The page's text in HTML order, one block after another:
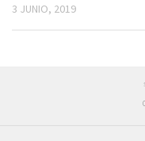
3 JUNIO, 2019